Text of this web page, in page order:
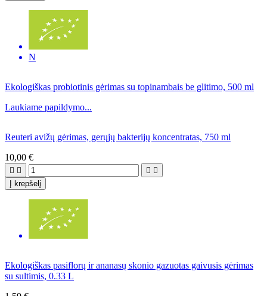
N
Ekologiškas probiotinis gėrimas su topinambais be glitimo, 500 ml
Laukiame papildymo...
Reuteri avižų gėrimas, gerųjų bakterijų koncentratas, 750 ml
10,00 €
   
Į krepšelį
Ekologiškas pasiflorų ir ananasų skonio gazuotas gaivusis gėrimas
su sultimis, 0.33 L